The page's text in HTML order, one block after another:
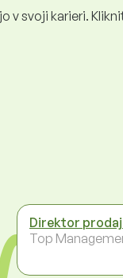
svoji karieri.
Direktor
Top